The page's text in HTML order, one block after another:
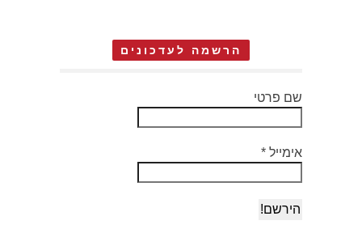
הרשמה לעדכונים
שם פרטי
אימייל *